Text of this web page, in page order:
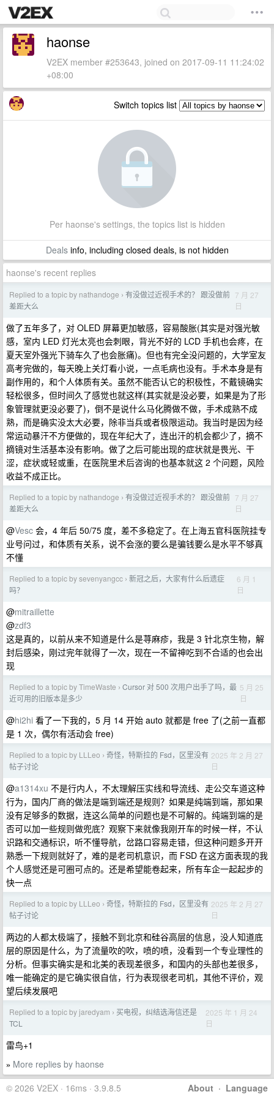
haonse
V2EX member #253643, joined on 2017-09-11 11:24:02
+08:00
Switch topics list
Per haonse's settings, the topics list is hidden
Dealsinfo, including closed deals, is not hidden
haonse's recent replies
Replied to a topic by nathandoge › 有没做过近视手术的？ 跟没做前
差距大么
7 月 27
日
做了五年多了，对 OLED 屏幕更加敏感，容易酸胀(其实是对强光敏
感，室内 LED 灯光太亮也会刺眼，背光不好的 LCD 手机也会疼，在
夏天室外强光下骑车久了也会胀痛)。但也有完全没问题的，大学室友
高考完做的，每天晚上关灯看小说，一点毛病也没有。手术本身是有
副作用的，和个人体质有关。虽然不能否认它的积极性，不戴镜确实
轻松很多，但时间久了感觉也就这样(其实就是没必要，如果是为了形
象管理就更没必要了)，倒不是说什么马化腾做不做，手术成熟不成
熟，而是确实没太大必要，除非当兵或者极限运动。我当时是因为经
常运动暴汗不方便做的，现在年纪大了，连出汗的机会都少了，摘不
摘镜对生活基本没有影响。做了之后可能出现的症状就是畏光、干
涩，症状或轻或重，在医院里术后咨询的也基本就这 2 个问题，风险
收益不成正比。
Replied to a topic by nathandoge › 有没做过近视手术的？ 跟没做前
差距大么
7 月 27
日
@Vesc 会，4 年后 50/75 度，差不多稳定了。在上海五官科医院挂专
业号问过，和体质有关系，说不会涨的要么是骗钱要么是水平不够真
不懂
Replied to a topic by sevenyangcc › 新冠之后，大家有什么后遗症
吗？
6 月 1
日
@mitraillette
@zdf3
这是真的，以前从来不知道是什么是荨麻疹，我是 3 针北京生物，解
封后感染，刚过完年就得了一次，现在一不留神吃到不合适的也会出
现
Replied to a topic by TimeWaste › Cursor 对 500 次用户出手了吗，最
近可用的旧版本是多少
5 月 25
日
@hi2hi 看了一下我的，5 月 14 开始 auto 就都是 free 了(之前一直都
是 1 次，偶尔有活动会 free)
Replied to a topic by LLLeo › 奇怪，特斯拉的 Fsd，区里没有
帖子讨论
2025 年 2 月 27
日
@a1314xu 不是行内人，不太理解压实线和导流线、走公交车道这种
行为，国内厂商的做法是端到端还是规则？如果是纯端到端，那如果
没有足够多的数据，连这么简单的问题也是不可解的。纯端到端的是
否可以加一些规则做兜底？观察下来就像我刚开车的时候一样，不认
识路和交通标识，听不懂导航，岔路口容易走错，但这种问题多开开
熟悉一下规则就好了，难的是老司机意识，而 FSD 在这方面表现的我
个人感觉还是可圈可点的。还是希望能卷起来，所有车企一起起步的
快一点
Replied to a topic by LLLeo › 奇怪，特斯拉的 Fsd，区里没有
帖子讨论
2025 年 2 月 27
日
两边的人都太极端了，接触不到北京和硅谷高层的信息，没人知道底
层的原因是什么，为了流量吹的吹，喷的喷，没看到一个专业理性的
分析。但事实确实是和北美的表现差很多，和国内的头部也差很多，
唯一能确定的是它确实很自信，行为表现很老司机，其他不评价，观
望后续发展吧
Replied to a topic by jaredyam › 买电视，纠结选海信还是
TCL
2025 年 1 月 24
日
雷鸟+1
» More replies by haonse
About · Language
© 2026 V2EX · 16ms · 3.9.8.5